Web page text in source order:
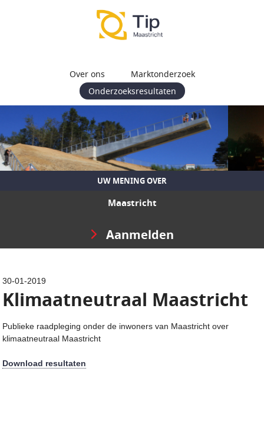
Over ons
Marktonderzoek
Onderzoeksresultaten
UW MENING OVER
Maastricht
Aanmelden
30-01-2019
Klimaatneutraal Maastricht
Publieke raadpleging onder de inwoners van Maastricht over
klimaatneutraal Maastricht
Download resultaten